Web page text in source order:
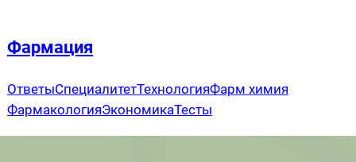
содержимому
Фармация
ОтветыСпециалитетТехнологияФарм химия
ФармакологияЭкономикаТесты